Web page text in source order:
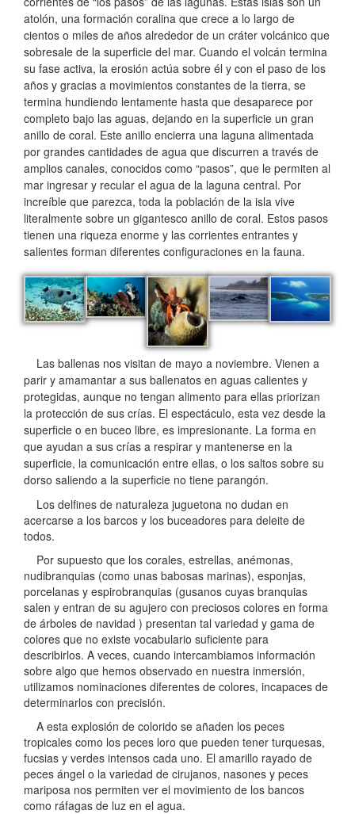
atolón, una formación coralina que crece a lo largo de
cientos o miles de años alrededor de un cráter volcánico que
sobresale de la superficie del mar. Cuando el volcán termina
su fase activa, la erosión actúa sobre él y con el paso de los
años y gracias a movimientos constantes de la tierra, se
termina hundiendo lentamente hasta que desaparece por
completo bajo las aguas, dejando en la superficie un gran
anillo de coral. Este anillo encierra una laguna alimentada
por grandes cantidades de agua que discurren a través de
amplios canales, conocidos como “pasos”, que le permiten al
mar ingresar y recular el agua de la laguna central. Por
increíble que parezca, toda la población de la isla vive
literalmente sobre un gigantesco anillo de coral. Estos pasos
tienen una riqueza enorme y las corrientes entrantes y
salientes forman diferentes configuraciones en la fauna.
Las ballenas nos visitan de mayo a noviembre. Vienen a
parir y amamantar a sus ballenatos en aguas calientes y
protegidas, aunque no tengan alimento para ellas priorizan
la protección de sus crías. El espectáculo, esta vez desde la
superficie o en buceo libre, es impresionante. La forma en
que ayudan a sus crías a respirar y mantenerse en la
superficie, la comunicación entre ellas, o los saltos sobre su
dorso saliendo a la superficie no tiene parangón.
Los delfines de naturaleza juguetona no dudan en
acercarse a los barcos y los buceadores para deleite de
todos.
Por supuesto que los corales, estrellas, anémonas,
nudibranquias (como unas babosas marinas), esponjas,
porcelanas y espirobranquias (gusanos cuyas branquias
salen y entran de su agujero con preciosos colores en forma
de árboles de navidad ) presentan tal variedad y gama de
colores que no existe vocabulario suficiente para
describirlos. A veces, cuando intercambiamos información
sobre algo que hemos observado en nuestra inmersión,
utilizamos nominaciones diferentes de colores, incapaces de
determinarlos con precisión.
A esta explosión de colorido se añaden los peces
tropicales como los peces loro que pueden tener turquesas,
fucsias y verdes intensos cada uno. El amarillo rayado de
peces ángel o la variedad de cirujanos, nasones y peces
mariposa nos permiten ver el movimiento de los bancos
como ráfagas de luz en el agua.